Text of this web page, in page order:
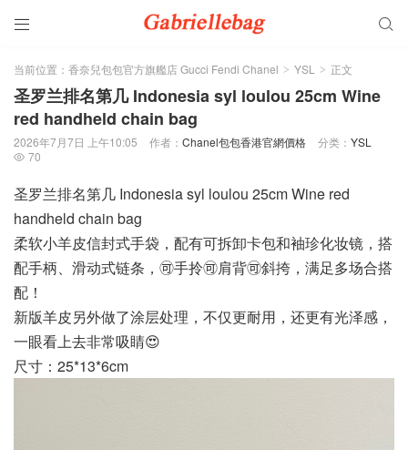
 
当前位置： 香奈兒包包官方旗艦店 Gucci Fendi Chanel > YSL > 正文
圣罗兰排名第几 Indonesia syl loulou 25cm Wine
red handheld chain bag
2026年7月7日 上午10:05 作者： Chanel包包香港官網價格 分类： YSL
 70
圣罗兰排名第几 Indonesia syl loulou 25cm Wine red
handheld chain bag
柔软小羊皮信封式手袋，配有可拆卸卡包和袖珍化妆镜，搭
配手柄、滑动式链条，🉑️手拎🉑️肩背🉑️斜挎，满足多场合搭
配！
新版羊皮另外做了涂层处理，不仅更耐用，还更有光泽感，
一眼看上去非常吸睛😍
尺寸：25*13*6cm